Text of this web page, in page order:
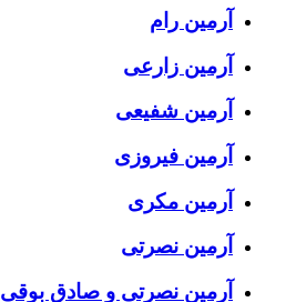
آرمین رام
آرمین زارعی
آرمین شفیعی
آرمین فیروزی
آرمین مکری
آرمین نصرتی
آرمین نصرتی و صادق بوقی